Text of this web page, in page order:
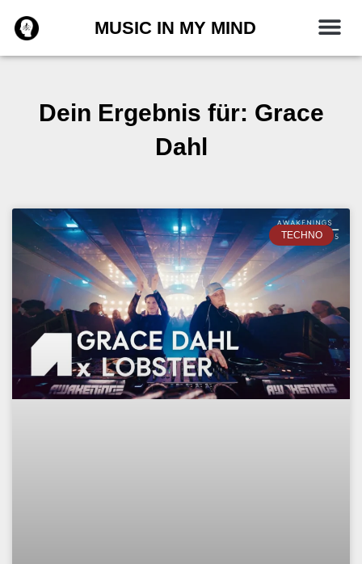
Inhalt
springen
MUSIC IN MY MIND
Dein Ergebnis für: Grace
Dahl
TECHNO